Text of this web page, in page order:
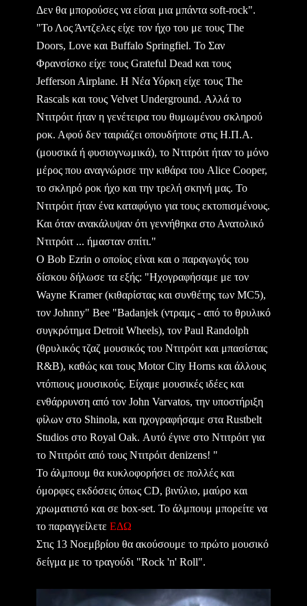
Δεν θα μπορούσες να είσαι μια μπάντα soft-rock".
"Το Λος Άντζελες είχε τον ήχο του με τους The
Doors, Love και Buffalo Springfiel. Το Σαν
Φρανσίσκο είχε τους Grateful Dead και τους
Jefferson Airplane. Η Νέα Υόρκη είχε τους The
Rascals και τους Velvet Underground. Αλλά το
Ντιτρόιτ ήταν η γενέτειρα του θυμωμένου σκληρού
ροκ. Αφού δεν ταιριάζει οπουδήποτε στις Η.Π.Α.
(μουσικά ή φυσιογνωμικά), το Ντιτρόιτ ήταν το μόνο
μέρος που αναγνώρισε την κιθάρα του Alice Cooper,
το σκληρό ροκ ήχο και την τρελή σκηνή μας. Το
Ντιτρόιτ ήταν ένα καταφύγιο για τους εκτοπισμένους.
Και όταν ανακάλυψαν ότι γεννήθηκα στο Ανατολικό
Ντιτρόιτ ... ήμασταν σπίτι."
O Bob Ezrin ο οποίος είναι και ο παραγωγός του
δίσκου δήλωσε τα εξής: "Ηχογραφήσαμε με τον
Wayne Kramer (κιθαρίστας και συνθέτης των MC5),
τον Johnny" Bee "Badanjek (ντραμς - από το θρυλικό
συγκρότημα Detroit Wheels), τον Paul Randolph
(θρυλικός τζαζ μουσικός του Ντιτρόιτ και μπασίστας
R&B), καθώς και τους Motor City Horns και άλλους
ντόπιους μουσικούς. Είχαμε μουσικές ιδέες και
ενθάρρυνση από τον John Varvatos, την υποστήριξη
φίλων στο Shinola, και ηχογραφήσαμε στα Rustbelt
Studios στο Royal Oak. Αυτό έγινε στο Ντιτρόιτ για
το Ντιτρόιτ από τους Ντιτρόιτ denizens! "
To άλμπουμ θα κυκλοφορήσει σε πολλές και
όμορφες εκδόσεις όπως CD, βινύλιο, μαύρο και
χρωματιστό και σε box-set. To άλμπουμ μπορείτε να
το παραγγείλετε ΕΔΩ
Στις 13 Νοεμβρίου θα ακούσουμε το πρώτο μουσικό
δείγμα με το τραγούδι "Rock 'n' Roll".